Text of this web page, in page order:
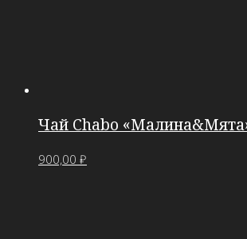
Чай Chabo
900,00 ₽